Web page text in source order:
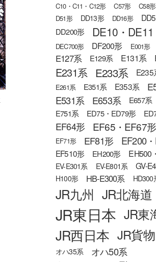
C10・C11・C12形
C57形 C58形
D51形
DD13形 DD16形
DD200形 DE10・
DEC700形 DF200形 E001形
E127系 E129系 E131系
E231系 E233系 E235
E261系 E351系 E353系
E531系 E653系 E657系
E751系 ED75・ED79形
EF64形 EF65・EF67形
EF71形 EF81形 EF200
EF510形 EH200形 EH500
EV-E301系 EV-E801系 GV-
H100形 HB-E300系 HD300
JR九州 JR北海道
JR東日本 JR東
JR西日本 JR貨物
オハ35系
オハ50系